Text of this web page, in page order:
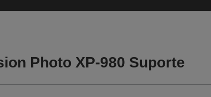
Photo XP-980 Suporte